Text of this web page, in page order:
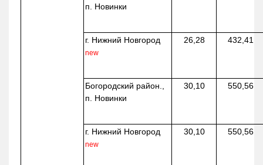
п. Новинки
г. Нижний Новгород
new
26,28 432,41
Богородский район.,
п. Новинки
30,10 550,56
г. Нижний Новгород
new
30,10 550,56